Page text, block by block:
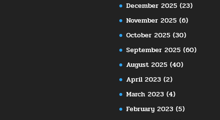
December 2025 (23)
November 2025 (6)
October 2025 (30)
September 2025 (60)
August 2025 (40)
April 2023 (2)
March 2023 (4)
February 2023 (5)